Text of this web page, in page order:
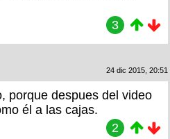
3
24 dic 2015, 20:51
porque despues del video
él a las cajas.
2